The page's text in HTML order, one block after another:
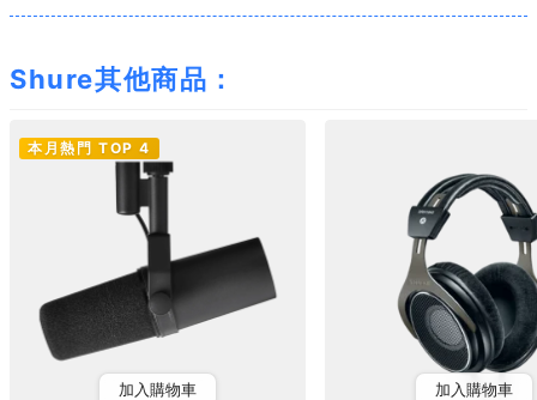
Shure其他商品：
本月熱門 TOP 4
加入購物車 加入購物車